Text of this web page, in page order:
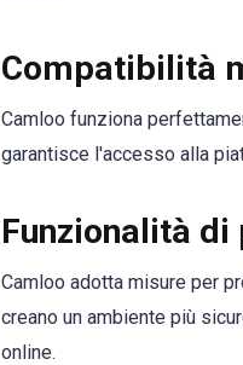
Compatibilità
Camloo funziona
garantisce l'accesso alla
Funzionalità di
Camloo adotta misure per
creano un ambiente più
online.